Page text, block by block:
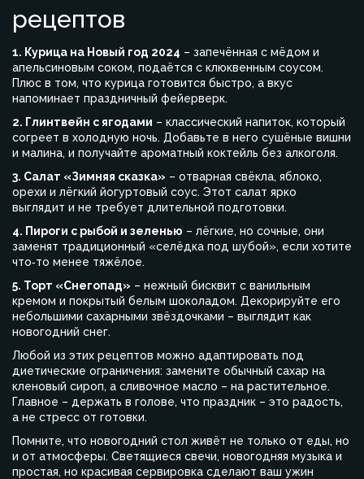
рецептов
1. Курица на Новый год 2024 – запечённая с мёдом и
апельсиновым соком, подаётся с клюквенным соусом.
Плюс в том, что курица готовится быстро, а вкус
напоминает праздничный фейерверк.
2. Глинтвейн с ягодами – классический напиток, который
согреет в холодную ночь. Добавьте в него сушёные вишни
и малина, и получайте ароматный коктейль без алкоголя.
3. Салат «Зимняя сказка» – отварная свёкла, яблоко,
орехи и лёгкий йогуртовый соус. Этот салат ярко
выглядит и не требует длительной подготовки.
4. Пироги с рыбой и зеленью – лёгкие, но сочные, они
заменят традиционный «селёдка под шубой», если хотите
что‑то менее тяжёлое.
5. Торт «Снегопад» – нежный бисквит с ванильным
кремом и покрытый белым шоколадом. Декорируйте его
небольшими сахарными звёздочками – выглядит как
новогодний снег.
Любой из этих рецептов можно адаптировать под
диетические ограничения: замените обычный сахар на
кленовый сироп, а сливочное масло – на растительное.
Главное – держать в голове, что праздник – это радость,
а не стресс от готовки.
Помните, что новогодний стол живёт не только от еды, но
и от атмосферы. Светящиеся свечи, новогодняя музыка и
простая, но красивая сервировка сделают ваш ужин